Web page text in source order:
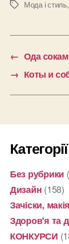
ПозначкиМода і стиль
← Ода
→ Коты и
Категорії
Без рубрики
Дизайн (158)
Зачіски,
Здоров'я та
КОНКУРСИ